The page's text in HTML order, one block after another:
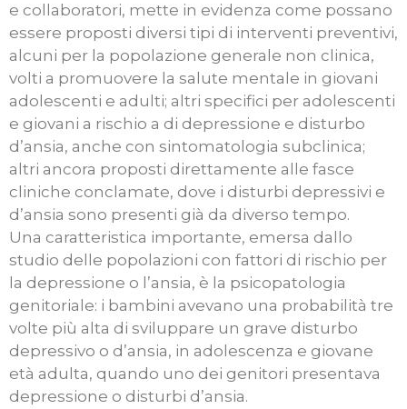
e collaboratori, mette in evidenza come possano
essere proposti diversi tipi di interventi preventivi,
alcuni per la popolazione generale non clinica,
volti a promuovere la salute mentale in giovani
adolescenti e adulti; altri specifici per adolescenti
e giovani a rischio a di depressione e disturbo
d’ansia, anche con sintomatologia subclinica;
altri ancora proposti direttamente alle fasce
cliniche conclamate, dove i disturbi depressivi e
d’ansia sono presenti già da diverso tempo.
Una caratteristica importante, emersa dallo
studio delle popolazioni con fattori di rischio per
la depressione o l’ansia, è la psicopatologia
genitoriale: i bambini avevano una probabilità tre
volte più alta di sviluppare un grave disturbo
depressivo o d’ansia, in adolescenza e giovane
età adulta, quando uno dei genitori presentava
depressione o disturbi d’ansia.